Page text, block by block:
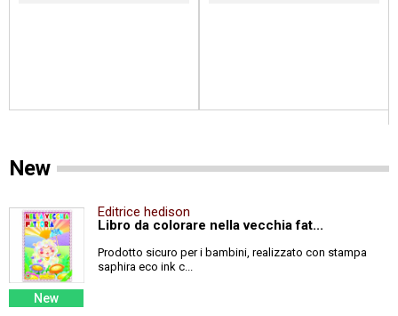
New
New
Editrice hedison
Libro da colorare nella vecchia fat...
Prodotto sicuro per i bambini, realizzato con stampa
saphira eco ink c...